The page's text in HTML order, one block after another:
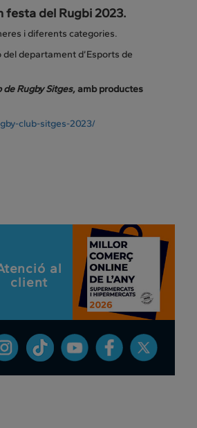
festa del Rugbi 2023.
i diferents categories.
departament d’Esports de
de Rugby Sitges,amb productes
club-sitges-2023/
al
client